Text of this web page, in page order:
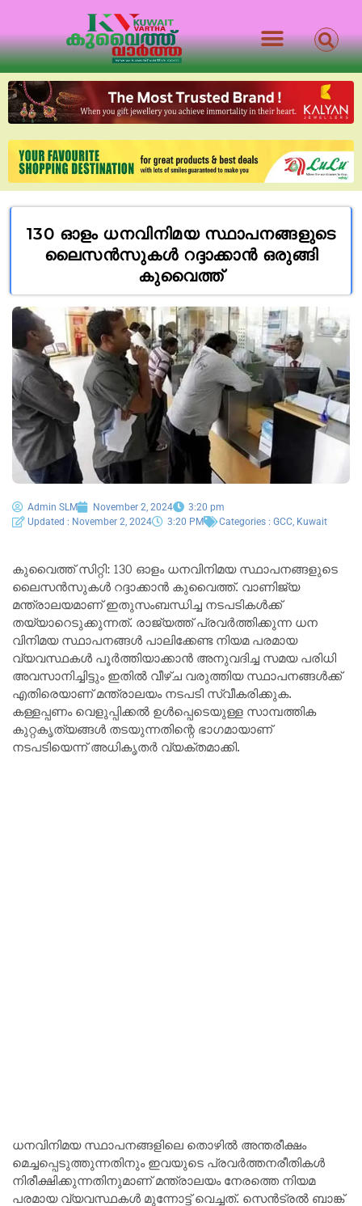
130 ഓളം ധനവിനിമയ സ്ഥാപനങ്ങളുടെ
ലൈസൻസുകൾ റദ്ദാക്കാൻ ഒരുങ്ങി
കുവൈത്ത്
Admin SLM November 2, 2024
3:20 pm
Updated : November 2, 2024
3:20 PM Categories : GCC Kuwait
കുവൈത്ത് സിറ്റി: 130 ഓളം ധനവിനിമയ സ്ഥാപനങ്ങളുടെ
ലൈസൻസുകൾ റദ്ദാക്കാൻ കുവൈത്ത്. വാണിജ്യ
മന്ത്രാലയമാണ് ഇതുസംബന്ധിച്ച നടപടികൾക്ക്
തയ്യാറെടുക്കുന്നത്. രാജ്യത്ത് പ്രവർത്തിക്കുന്ന ധന
വിനിമയ സ്ഥാപനങ്ങൾ പാലിക്കേണ്ട നിയമ പരമായ
വ്യവസ്ഥകൾ പൂർത്തിയാക്കാൻ അനുവദിച്ച സമയ പരിധി
അവസാനിച്ചിട്ടും ഇതിൽ വീഴ്ച വരുത്തിയ സ്ഥാപനങ്ങൾക്ക്
എതിരെയാണ് മന്ത്രാലയം നടപടി സ്വീകരിക്കുക.
കള്ളപ്പണം വെളുപ്പിക്കൽ ഉൾപ്പെടെയുള്ള സാമ്പത്തിക
കുറ്റകൃത്യങ്ങൾ തടയുന്നതിന്റെ ഭാഗമായാണ്
നടപടിയെന്ന് അധികൃതർ വ്യക്തമാക്കി.
ധനവിനിമയ സ്ഥാപനങ്ങളിലെ തൊഴിൽ അന്തരീക്ഷം
മെച്ചപ്പെടുത്തുന്നതിനും ഇവയുടെ പ്രവർത്തനരീതികൾ
നിരീക്ഷിക്കുന്നതിനുമാണ് മന്ത്രാലയം നേരത്തെ നിയമ
പരമായ വ്യവസ്ഥകൾ മുന്നോട്ട് വെച്ചത്. സെൻട്രൽ ബാങ്ക്